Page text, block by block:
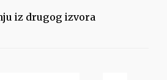
iz drugog izvora